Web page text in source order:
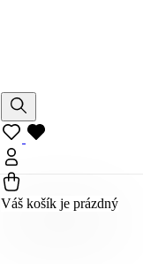
Váš košík je prázdný